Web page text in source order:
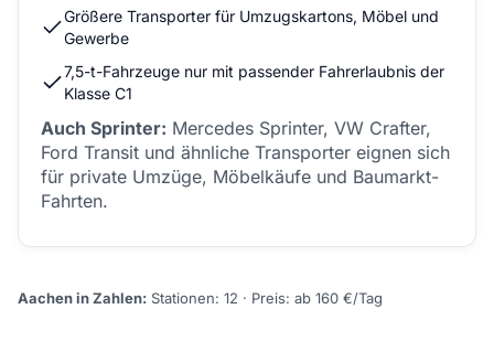
Größere Transporter für Umzugskartons, Möbel und
Gewerbe
7,5-t-Fahrzeuge nur mit passender Fahrerlaubnis der
Klasse C1
Auch Sprinter: Mercedes Sprinter, VW Crafter,
Ford Transit und ähnliche Transporter eignen sich
für private Umzüge, Möbelkäufe und Baumarkt-
Fahrten.
Aachen in Zahlen: Stationen: 12 · Preis: ab 160 €/Tag